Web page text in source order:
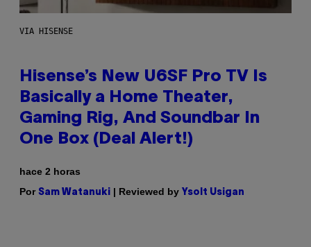
VIA HISENSE
Hisense’s New U6SF Pro TV Is
Basically a Home Theater,
Gaming Rig, And Soundbar In
One Box (Deal Alert!)
hace 2 horas
Por Sam Watanuki | Reviewed by Ysolt Usigan